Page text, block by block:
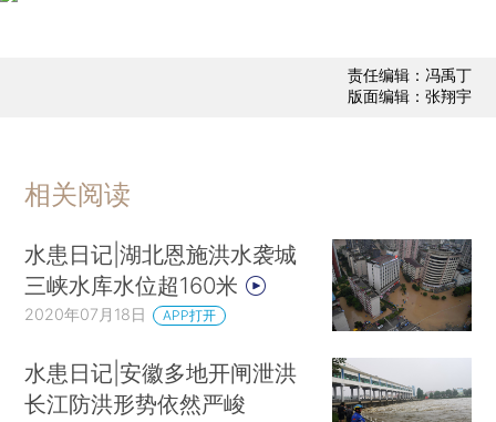
责任编辑：冯禹丁
版面编辑：张翔宇
相关阅读
水患日记|湖北恩施洪水袭城
三峡水库水位超160米
2020年07月18日 APP打开
水患日记|安徽多地开闸泄洪
长江防洪形势依然严峻